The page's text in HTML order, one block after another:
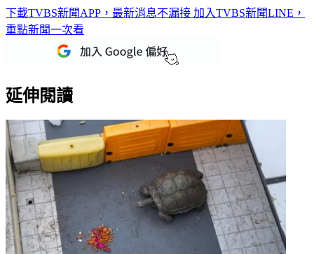
下載TVBS新聞APP，最新消息不漏接 加入TVBS新聞LINE，
重點新聞一次看
延伸閱讀